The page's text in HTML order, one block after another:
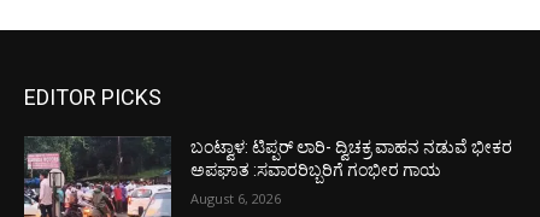
EDITOR PICKS
ಬಂಟ್ವಾಳ: ಟಿಪ್ಪರ್ ಲಾರಿ- ದ್ವಿಚಕ್ರ ವಾಹನ ನಡುವೆ ಭೀಕರ
ಅಪಘಾತ :ಸವಾರರಿಬ್ಬರಿಗೆ ಗಂಭೀರ ಗಾಯ
August 6, 2026